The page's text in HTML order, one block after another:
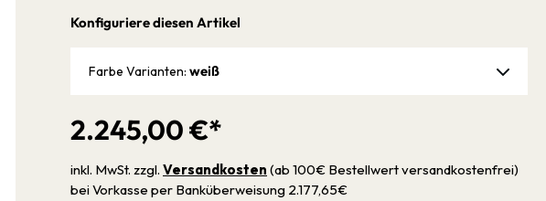
2.245,00 €*
inkl. MwSt. zzgl. Versandkosten (ab 100€ Bestellwert versandkostenfrei)
bei Vorkasse per Banküberweisung 2.177,65€
Konfiguriere diesen Artikel
Farbe Varianten: weiß